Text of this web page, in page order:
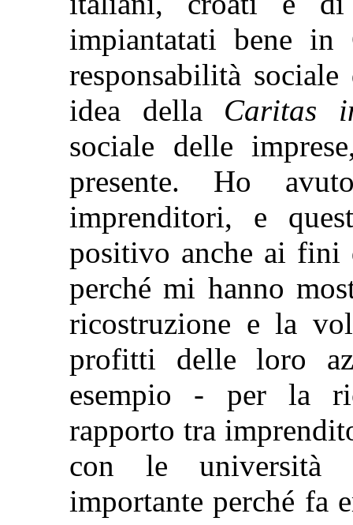
impiantatati bene
responsabilità
idea della Caritas
sociale delle
presente. Ho
imprenditori, e
positivo anche ai fini
perché mi hanno
ricostruzione e la
profitti delle loro
esempio - per la
rapporto tra
con le università
importante perché fa